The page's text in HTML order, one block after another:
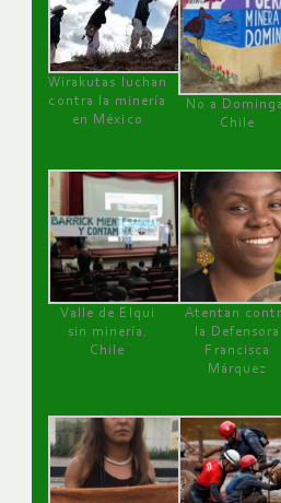
Wirakutas luchan
contra la minería
en México
No a
Chile
Valle de Elqui
sin minería.
Chile
Atentan
la Defensora
Francisca
Márquez